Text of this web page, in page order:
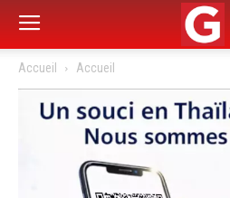
Accueil Accueil